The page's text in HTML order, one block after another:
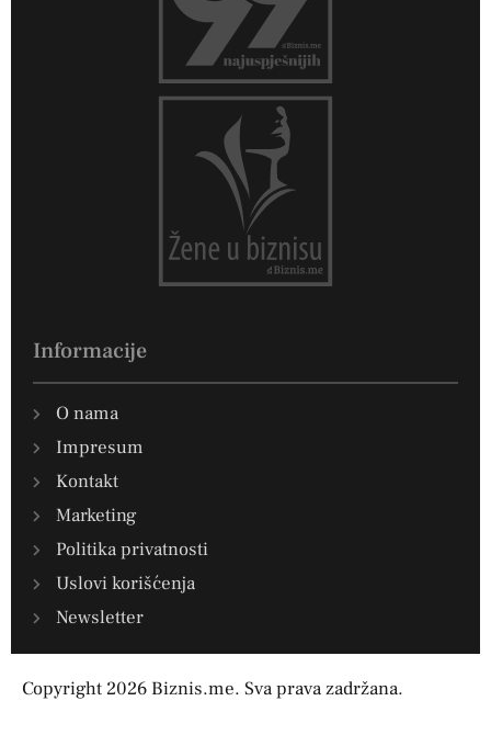
Informacije
O nama
Impresum
Kontakt
Marketing
Politika privatnosti
Uslovi korišćenja
Newsletter
Copyright 2026 Biznis.me. Sva prava zadržana.